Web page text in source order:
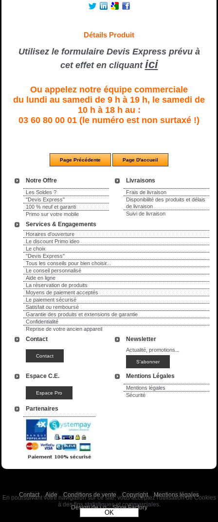
Notre Offre
Les Soldes ?
"Devis Express"
100 % neuf et garanti
Primo sur votre mobile
Livraisons
Frais de livraison
Disponibilité des produits et délais
de livraison
Suivi de livraison
Services & Engagements
Horaires d'ouverture
Le discount Primo ideo
Le choix
"Devis Express"
Tous les conseils pour bien choisir...
Le conseil personnalisé
Aide en ligne
La réservation de produits
Moyens de paiement acceptés
Le paiement sécurisé
Satisfait ou remboursé
Garantie des produits et extensions de garantie
Confidentialité
Reprise de votre ancien appareil
Contact Newsletter
Actualité, promotions...
Espace C.E. Mentions Légales
Mentions légales
Sécurité
Partenaires
Détails Produit
Utilisez le formulaire Devis Express prévu à
cet effet en cliquant ici
Ou appelez notre équipe commerciale
du lundi au samedi de 9 h à 19 h, le samedi de
10 h à 18 h au :
03 60 80 00 01 (le numéro est non surtaxé !)
Contact Aide Conditions de vente Copyright
Mentions légales
Design de Lo
Store Factory
En poursuivant votre navigation sur ce site, vous acceptez l'utilisation de Cookies
à des fins statistiques et commerciales.
OK